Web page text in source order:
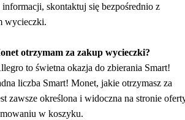
skontaktuj się bezpośrednio z
wycieczki.
otrzymam za zakup wycieczki?
to świetna okazja do zbierania Smart!
liczba Smart! Monet, jakie otrzymasz za
zawsze określona i widoczna na stronie
w koszyku.